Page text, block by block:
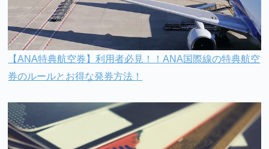
【ANA特典航空券】利用者必見！！ANA国際線の特典航空
券のルールとお得な発券方法！